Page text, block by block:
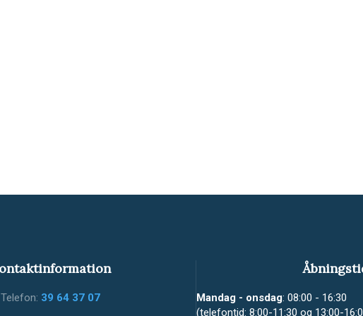
Telefon: 39 64 37 07 Mandag - onsdag: 08:00 - 16:30
(telefontid: 8:00-11:30 og 13:00-